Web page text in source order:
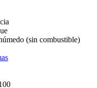
(sin combustible)